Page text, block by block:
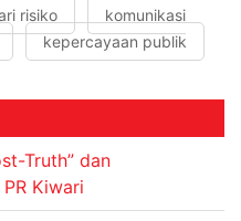
risiko
komunikasi
kepercayaan publik
Truth” dan
Kiwari